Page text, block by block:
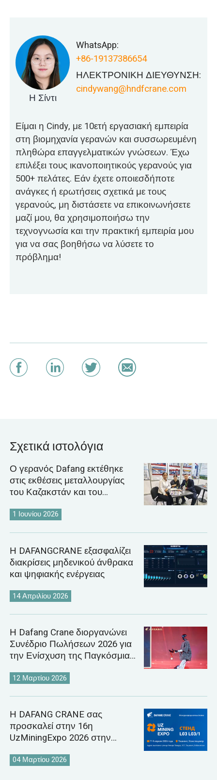
Η Σίντι
WhatsApp:
+86-19137386654
ΗΛΕΚΤΡΟΝΙΚΗ ΔΙΕΥΘΥΝΣΗ:
cindywang@hndfcrane.com
Είμαι η Cindy, με 10ετή εργασιακή εμπειρία
στη βιομηχανία γερανών και συσσωρευμένη
πληθώρα επαγγελματικών γνώσεων. Έχω
επιλέξει τους ικανοποιητικούς γερανούς για
500+ πελάτες. Εάν έχετε οποιεσδήποτε
ανάγκες ή ερωτήσεις σχετικά με τους
γερανούς, μη διστάσετε να επικοινωνήσετε
μαζί μου, θα χρησιμοποιήσω την
τεχνογνωσία και την πρακτική εμπειρία μου
για να σας βοηθήσω να λύσετε το
πρόβλημα!
Σχετικά ιστολόγια
Ο γερανός Dafang εκτέθηκε
στις εκθέσεις μεταλλουργίας
του Καζακστάν και του
1 Ιουνίου 2026
Η DAFANGCRANE εξασφαλίζει
διακρίσεις μηδενικού άνθρακα
και ψηφιακής ενέργειας
14 Απριλίου 2026
Η Dafang Crane διοργανώνει
Συνέδριο Πωλήσεων 2026 για
την Ενίσχυση της Παγκόσμιας
12 Μαρτίου 2026
Η DAFANG CRANE σας
προσκαλεί στην 16η
UzMiningExpo 2026 στην
04 Μαρτίου 2026